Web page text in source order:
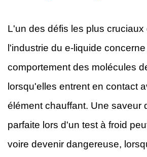
L'un des défis les plus cruciaux
l'industrie du e-liquide concerne
comportement des molécules
lorsqu'elles entrent en contact
élément chauffant. Une saveur
parfaite lors d'un test à froid
voire devenir dangereuse,